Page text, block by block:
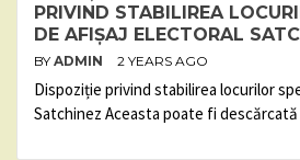
PRIVIND STABILIREA
DE AFIȘAJ ELECTORAL
BY ADMIN 2 YEARS AGO
Dispoziție privind stabilirea locurilor
Satchinez Aceasta poate fi descărcată